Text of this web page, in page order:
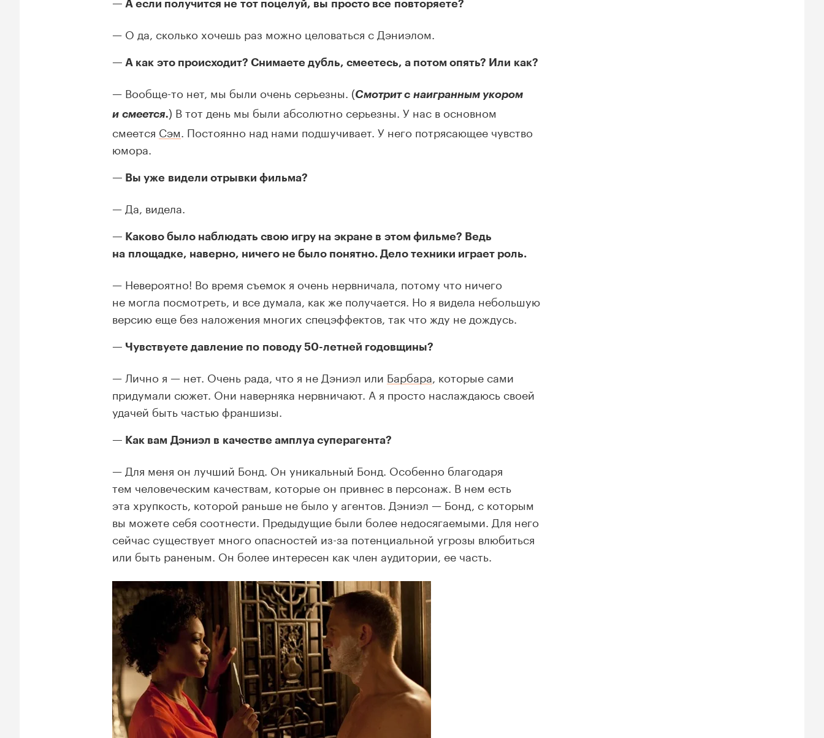
А если получится не тот поцелуй, вы просто все повторяете?
О да, сколько хочешь раз можно целоваться с Дэниэлом.
А как это происходит? Снимаете дубль, смеетесь, а потом опять? Или как?
Вообще-то нет, мы были очень серьезны. (Смотрит с наигранным укором
и смеется.) В тот день мы были абсолютно серьезны. У нас в основном
смеется Сэм . Постоянно над нами подшучивает. У него потрясающее чувство
юмора.
Вы уже видели отрывки фильма?
Да, видела.
Каково было наблюдать свою игру на экране в этом фильме? Ведь
на площадке, наверно, ничего не было понятно. Дело техники играет роль.
Невероятно! Во время съемок я очень нервничала, потому что ничего
не могла посмотреть, и все думала, как же получается. Но я видела небольшую
версию еще без наложения многих спецэффектов, так что жду не дождусь.
Чувствуете давление по поводу 50-летней годовщины?
Лично я — нет. Очень рада, что я не Дэниэл или Барбара , которые сами
придумали сюжет. Они наверняка нервничают. А я просто наслаждаюсь своей
удачей быть частью франшизы.
Как вам Дэниэл в качестве амплуа суперагента?
Для меня он лучший Бонд. Он уникальный Бонд. Особенно благодаря
тем человеческим качествам, которые он привнес в персонаж. В нем есть
эта хрупкость, которой раньше не было у агентов. Дэниэл — Бонд, с которым
вы можете себя соотнести. Предыдущие были более недосягаемыми. Для него
сейчас существует много опасностей из-за потенциальной угрозы влюбиться
или быть раненым. Он более интересен как член аудитории, ее часть.